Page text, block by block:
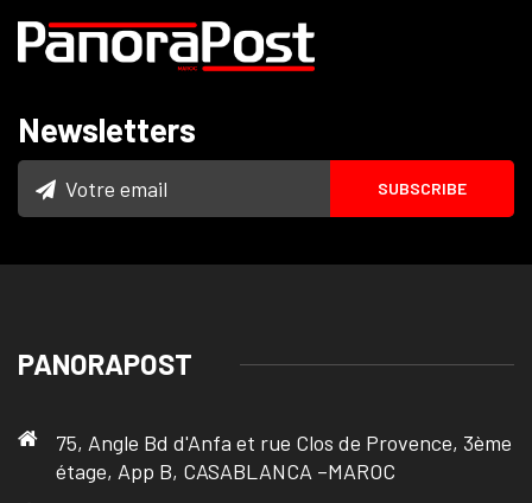
Newsletters
PANORAPOST
75, Angle Bd d'Anfa et rue Clos de Provence, 3ème
étage, App B, CASABLANCA –MAROC